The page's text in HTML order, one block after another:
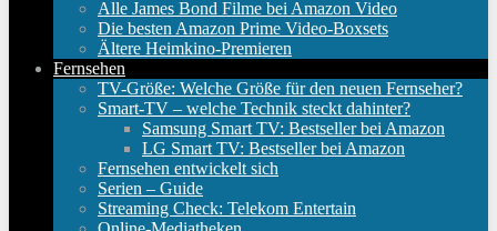
Alle James Bond Filme bei Amazon Video
Die besten Amazon Prime Video-Boxsets
Ältere Heimkino-Premieren
Fernsehen
TV-Größe: Welche Größe für den neuen Fernseher?
Smart-TV – welche Technik steckt dahinter?
Samsung Smart TV: Bestseller bei Amazon
LG Smart TV: Bestseller bei Amazon
Fernsehen entwickelt sich
Serien – Guide
Streaming Check: Telekom Entertain